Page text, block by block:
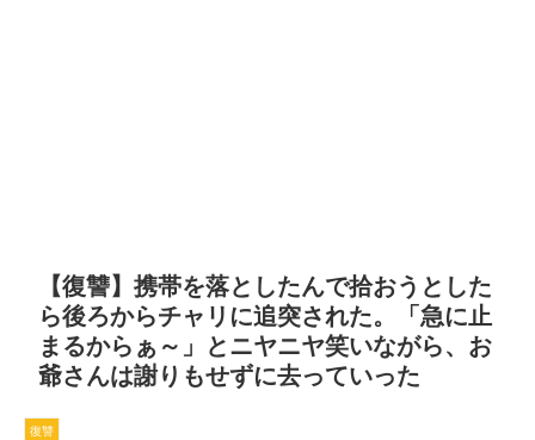
【復讐】携帯を落としたんで拾おうとした
ら後ろからチャリに追突された。「急に止
まるからぁ～」とニヤニヤ笑いながら、お
爺さんは謝りもせずに去っていった
復讐